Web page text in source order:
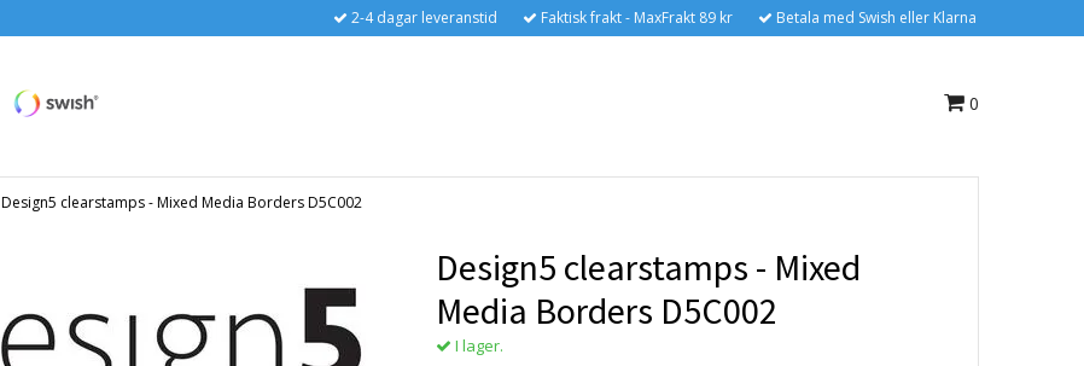
2-4 dagar leveranstid Faktisk frakt - MaxFrakt 89 kr Betala med Swish eller Klarna
0
Design5 clearstamps - Mixed Media Borders D5C002
Design5 clearstamps - Mixed
Media Borders D5C002
I lager.